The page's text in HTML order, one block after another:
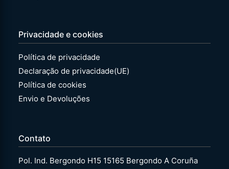
Privacidade e cookies
Política de privacidade
Declaração de privacidade(UE)
Política de cookies
Envio e Devoluções
Contato
Pol. Ind. Bergondo H15 15165 Bergondo A Coruña